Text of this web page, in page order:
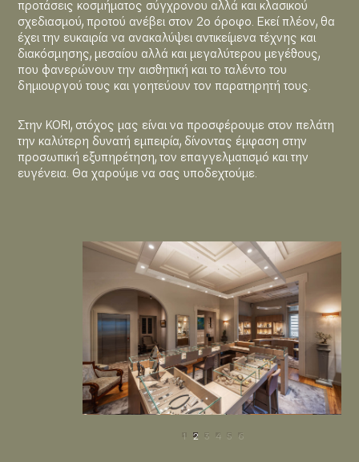
προτάσεις κοσμήματος σύγχρονου αλλά και κλασικού
σχεδιασμού, προτού ανέβει στον 2ο όροφο. Εκεί πλέον, θα
έχει την ευκαιρία να ανακαλύψει αντικείμενα τέχνης και
διακόσμησης, μεσαίου αλλά και μεγαλύτερου μεγέθους,
που φανερώνουν την αισθητική και το ταλέντο του
δημιουργού τους και γοητεύουν τον παρατηρητή τους.
Στην KORI, στόχος μας είναι να προσφέρουμε στον πελάτη
την καλύτερη δυνατή εμπειρία, δίνοντας έμφαση στην
προσωπική εξυπηρέτηση, τον επαγγελματισμό και την
ευγένεια. Θα χαρούμε να σας υποδεχτούμε.
2 3 4 5 6